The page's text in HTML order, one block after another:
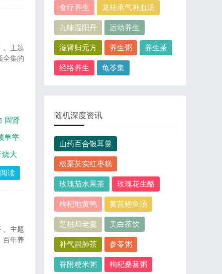
。主题
全集的
固肾
单举
烧大
读
。主题
百年养
食疗养生 龙桂承气补血汤
九味温阳丹 运动养生
滋肾归元方 养生粥 养生茶
经络养生 龟苓集
随机深度资讯
山药百合银耳羹
板栗芡实红枣糕
玫瑰茄水果茶 玫瑰花生酪
枸杞地黄鸭 黄芪鲤鱼汤
芝桃却老羹 美白茶饮
补气固肺茶 参苓粥
香附粳米粥 枸杞桑葚粥